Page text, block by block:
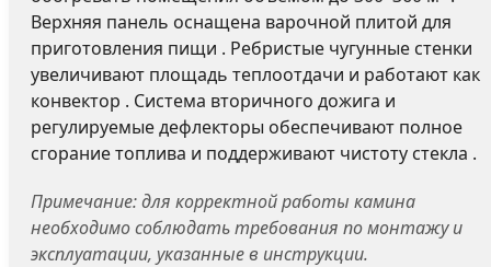
Верхняя панель оснащена варочной плитой для
приготовления пищи . Ребристые чугунные стенки
увеличивают площадь теплоотдачи и работают как
конвектор . Система вторичного дожига и
регулируемые дефлекторы обеспечивают полное
сгорание топлива и поддерживают чистоту стекла .
Примечание: для корректной работы камина
необходимо соблюдать требования по монтажу и
эксплуатации, указанные в инструкции.